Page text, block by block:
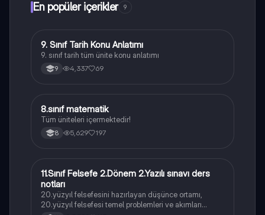
En popüler içerikler 9
Tarih
9. Sınıf Tarih Konu Anlatımı
9. sınıf tarih tüm ünite konu anlatımı
9 4,337 69
Matematik
8.sınıf matematik
Tüm üniteleri içermektedir!
8 5,629 197
Felsefe
11.Sınıf Felsefe 2.Dönem 2.Yazılı sınavı ders
notları
20.yüzyıl felsefesini hazırlayan düşünce ortamı,
20.yüzyıl felsefesi temel problemleri ve akımları